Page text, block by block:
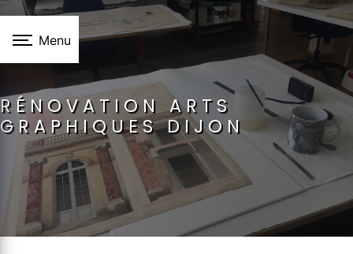
Menu
RÉNOVATION ARTS
GRAPHIQUES DIJON
Panneau de gestion des cookies